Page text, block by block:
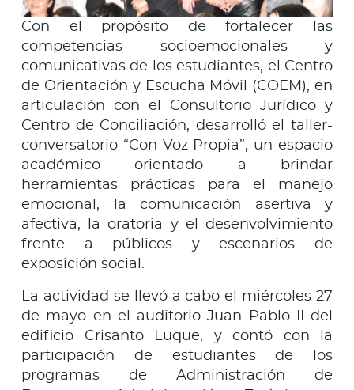
Con el propósito de fortalecer las
competencias socioemocionales y
comunicativas de los estudiantes, el Centro
de Orientación y Escucha Móvil (COEM), en
articulación con el Consultorio Jurídico y
Centro de Conciliación, desarrolló el taller-
conversatorio “Con Voz Propia”, un espacio
académico orientado a brindar
herramientas prácticas para el manejo
emocional, la comunicación asertiva y
afectiva, la oratoria y el desenvolvimiento
frente a públicos y escenarios de
exposición social.
La actividad se llevó a cabo el miércoles 27
de mayo en el auditorio Juan Pablo II del
edificio Crisanto Luque, y contó con la
participación de estudiantes de los
programas de Administración de